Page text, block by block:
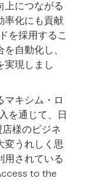
上につながる
率化にも貢献
を採用するこ
自動化し、
実現しまし
キシム・ロ
を通じて、日
様のビジネ
変うれしく思
用されている
to the